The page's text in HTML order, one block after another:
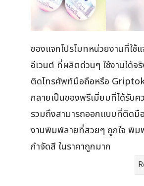
ของแจกโปรโมทหน่วยงานที่ใช้
อีเวนต์ ที่ผลิตด่วนๆ ใช้งานได้จ
ติดโทรศัพท์มือถือหรือ
กลายเป็นของพรีเมี่ยมที่ได้รับค
รวมถึงสามารถออกแบบที่ติดมื
งานพิมพ์ลายที่สวยๆ ถูกใจ พิม
กำจัดสี ในราคาถูกมาก